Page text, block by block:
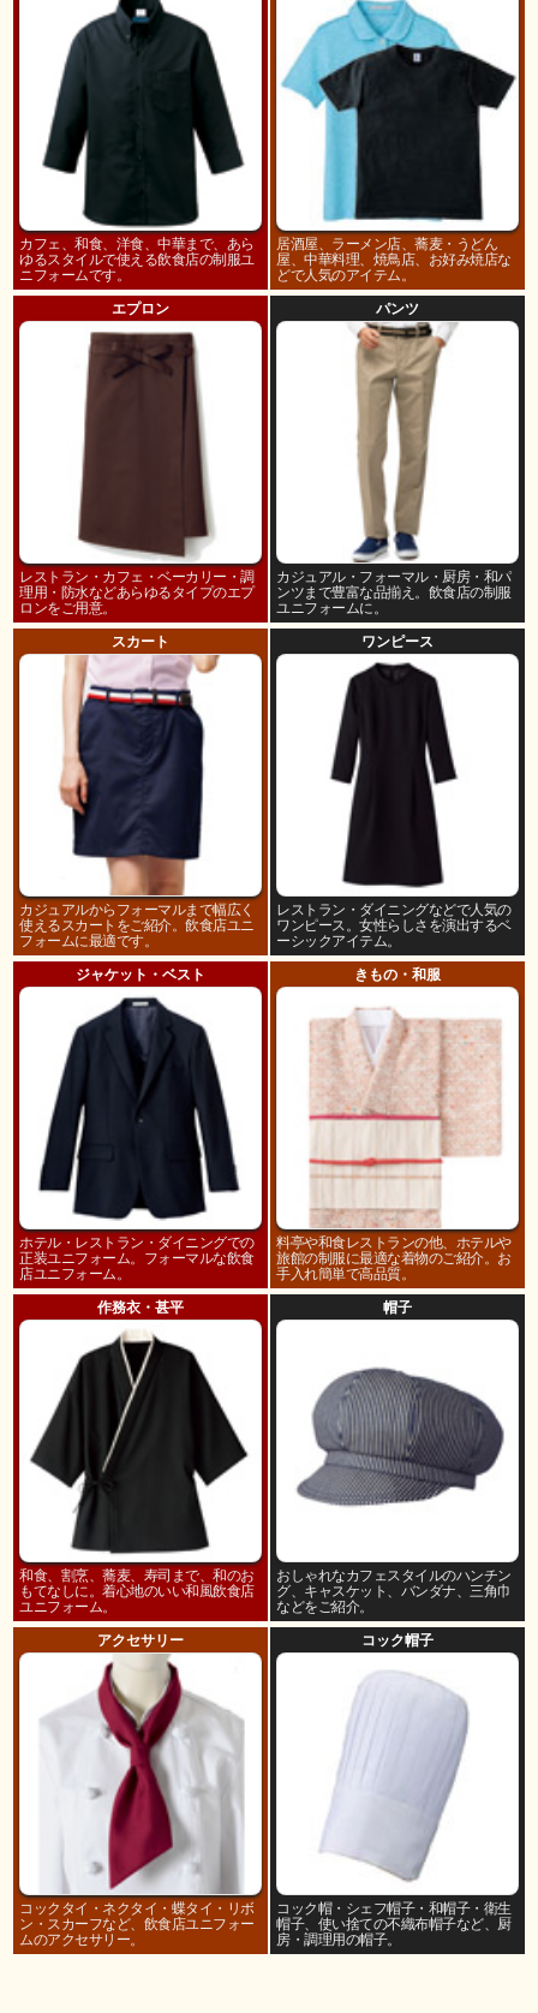
カフェ、和食、洋食、中華まで、あら
ゆるスタイルで使える飲食店の制服ユ
ニフォームです。
居酒屋、ラーメン店、蕎麦・うどん
屋、中華料理、焼鳥店、お好み焼店な
どで人気のアイテム。
エプロン
レストラン・カフェ・ベーカリー・調
理用・防水などあらゆるタイプのエプ
ロンをご用意。
パンツ
カジュアル・フォーマル・厨房・和パ
ンツまで豊富な品揃え。飲食店の制服
ユニフォームに。
スカート
カジュアルからフォーマルまで幅広く
使えるスカートをご紹介。飲食店ユニ
フォームに最適です。
ワンピース
レストラン・ダイニングなどで人気の
ワンピース。女性らしさを演出するベ
ーシックアイテム。
ジャケット・ベスト
ホテル・レストラン・ダイニングでの
正装ユニフォーム。フォーマルな飲食
店ユニフォーム。
きもの・和服
料亭や和食レストランの他、ホテルや
旅館の制服に最適な着物のご紹介。お
手入れ簡単で高品質。
作務衣・甚平
和食、割烹、蕎麦、寿司まで、和のお
もてなしに。着心地のいい和風飲食店
ユニフォーム。
帽子
おしゃれなカフェスタイルのハンチン
グ、キャスケット、バンダナ、三角巾
などをご紹介。
アクセサリー
コックタイ・ネクタイ・蝶タイ・リボ
ン・スカーフなど、飲食店ユニフォー
ムのアクセサリー。
コック帽子
コック帽・シェフ帽子・和帽子・衛生
帽子、使い捨ての不織布帽子など、厨
房・調理用の帽子。